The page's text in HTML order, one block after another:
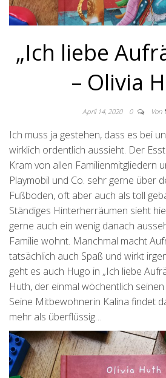
„Ich liebe
– Olivia
April 14, 2020 0 Von
Ich muss ja gestehen, dass es bei
wirklich ordentlich aussieht. Der
Kram von allen Familienmitgliedern
Playmobil und Co. sehr gerne über
Fußboden, oft aber auch als toll
Ständiges Hinterherräumen sieht
gerne auch ein wenig danach
Familie wohnt. Manchmal macht
tatsächlich auch Spaß und wirkt
geht es auch Hugo in „Ich liebe
Huth, der einmal wöchentlich
Seine Mitbewohnerin Kalina findet
mehr als überflüssig…